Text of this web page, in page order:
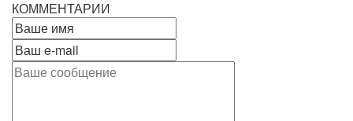
КОММЕНТАРИИ